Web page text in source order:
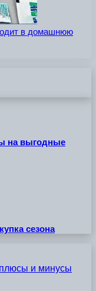
в домашнюю
на выгодные
сезона
и минусы